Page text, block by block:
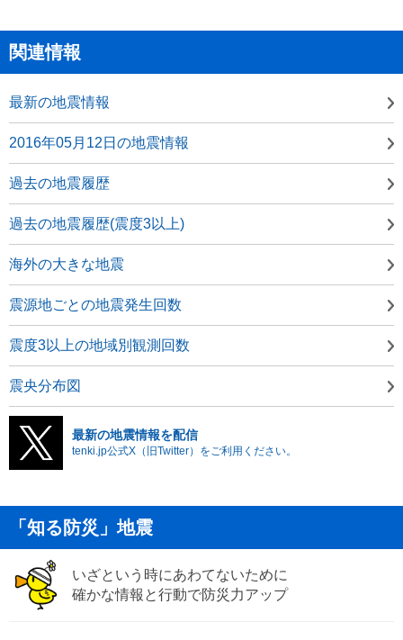
関連情報
最新の地震情報
2016年05月12日の地震情報
過去の地震履歴
過去の地震履歴(震度3以上)
海外の大きな地震
震源地ごとの地震発生回数
震度3以上の地域別観測回数
震央分布図
最新の地震情報を配信
tenki.jp公式X（旧Twitter）をご利用ください。
「知る防災」地震
いざという時にあわてないために
確かな情報と行動で防災力アップ